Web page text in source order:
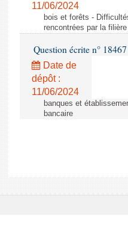
11/06/2024
bois et forêts -
rencontrées par la
Question écrite n°
Date de
dépôt :
11/06/2024
banques et
bancaire